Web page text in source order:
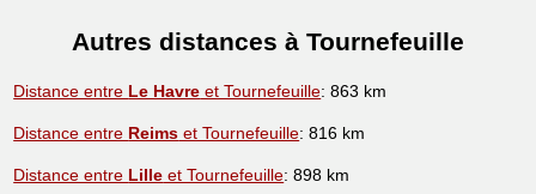
Autres distances à Tournefeuille
Distance entre Le Havre et Tournefeuille: 863 km
Distance entre Reims et Tournefeuille: 816 km
Distance entre Lille et Tournefeuille: 898 km